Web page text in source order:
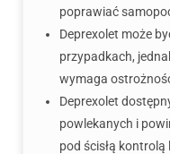
poprawiać
Deprexolet może
przypadkach,
wymaga
Deprexolet
powlekanych i
pod ścisłą